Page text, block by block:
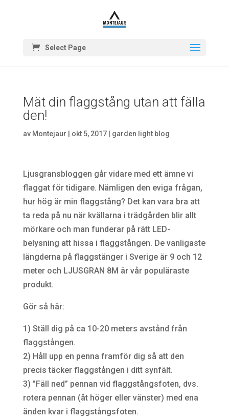
Select Page
Mät din flaggstång utan att fälla
den!
av Montejaur okt 5, 2017| garden light blog
Ljusgransbloggen går vidare med ett ämne vi
flaggat för tidigare. Nämligen den eviga frågan,
hur hög är min flaggstång? Det kan vara bra att
ta reda på nu när kvällarna i trädgården blir allt
mörkare och man funderar på rätt LED-
belysning att hissa i flaggstången. De vanligaste
längderna på flaggstänger i Sverige är 9 och 12
meter och LJUSGRAN 8M är vår populäraste
produkt.
Gör så här:
1) Ställ dig på ca 10-20 meters avstånd från
flaggstången.
2) Håll upp en penna framför dig så att den
precis täcker flaggstången i ditt synfält.
3) ”Fäll ned” pennan vid flaggstångsfoten, dvs.
rotera pennan (åt höger eller vänster) med ena
änden kvar i flaggstångsfoten.